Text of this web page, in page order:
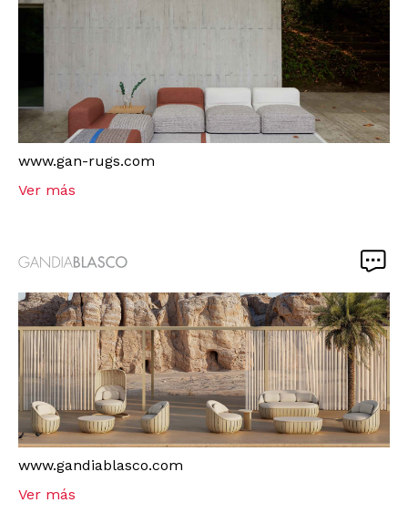
www.gan-rugs.com
Ver más
www.gandiablasco.com
Ver más